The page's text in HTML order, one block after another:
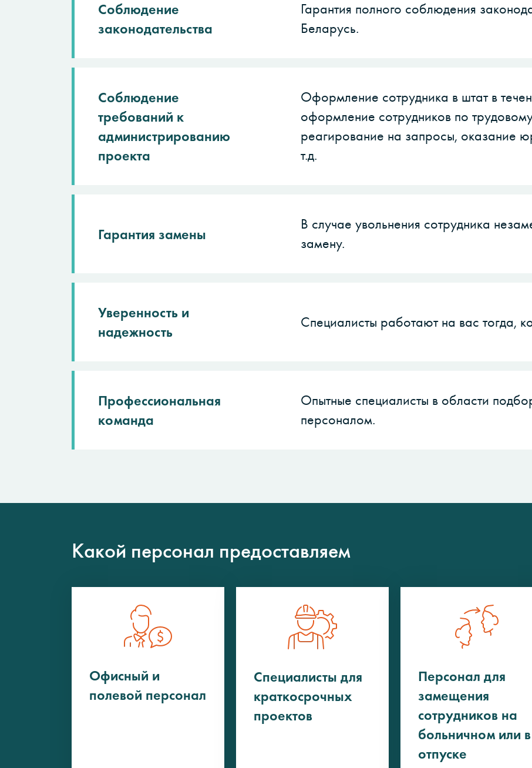
Соблюдение
законодательства
Гарантия полного соблюдения
Беларусь.
Соблюдение
требований к
администрированию
проекта
Оформление сотрудника в штат в
оформление сотрудников по
реагирование на запросы, оказание
т.д.
Гарантия замены
В случае увольнения сотрудника
замену.
Уверенность и
надежность
Специалисты работают на вас тогда,
Профессиональная
команда
Опытные специалисты в области
персоналом.
Какой персонал предоставляем
Офисный и
полевой персонал
Специалисты для
краткосрочных
проектов
Персонал для
замещения
сотрудников на
больничном или в
отпуске